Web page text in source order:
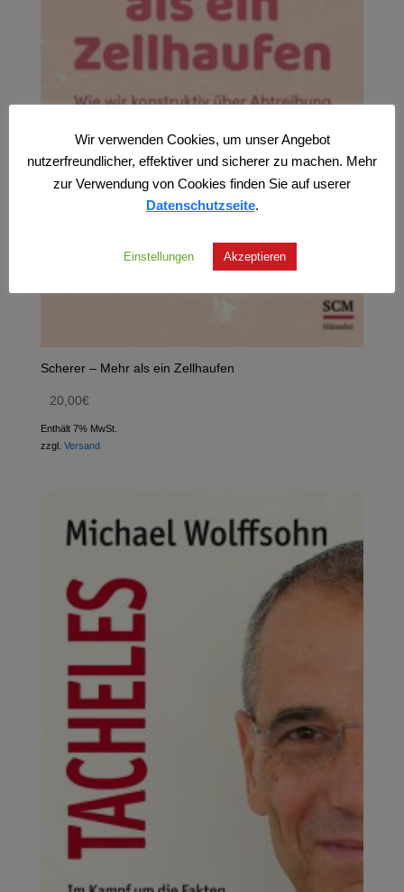
Scherer – Mehr als ein Zellhaufen
20,00€
Enthält 7% MwSt.
zzgl. Versand
Wir verwenden Cookies, um unser Angebot
nutzerfreundlicher, effektiver und sicherer zu machen. Mehr
zur Verwendung von Cookies finden Sie auf userer
Datenschutzseite.
Einstellungen Akzeptieren